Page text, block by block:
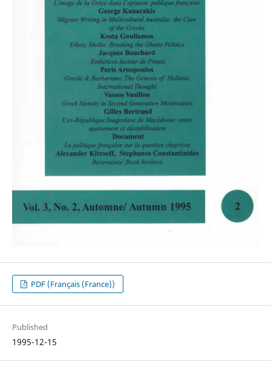
PDF (Français (France))
Published
1995-12-15